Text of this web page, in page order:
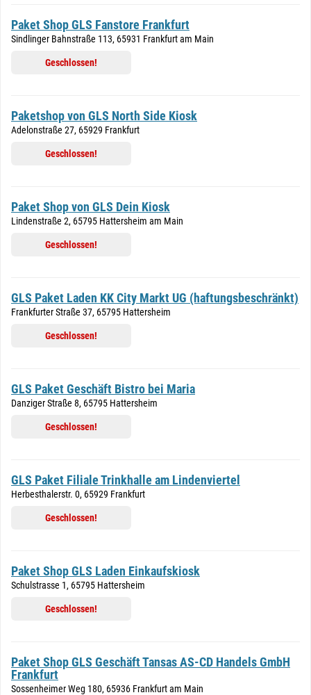
Paket Shop GLS Fanstore Frankfurt
Sindlinger Bahnstraße 113, 65931 Frankfurt am Main
Geschlossen!
Paketshop von GLS North Side Kiosk
Adelonstraße 27, 65929 Frankfurt
Geschlossen!
Paket Shop von GLS Dein Kiosk
Lindenstraße 2, 65795 Hattersheim am Main
Geschlossen!
GLS Paket Laden KK City Markt UG (haftungsbeschränkt)
Frankfurter Straße 37, 65795 Hattersheim
Geschlossen!
GLS Paket Geschäft Bistro bei Maria
Danziger Straße 8, 65795 Hattersheim
Geschlossen!
GLS Paket Filiale Trinkhalle am Lindenviertel
Herbesthalerstr. 0, 65929 Frankfurt
Geschlossen!
Paket Shop GLS Laden Einkaufskiosk
Schulstrasse 1, 65795 Hattersheim
Geschlossen!
Paket Shop GLS Geschäft Tansas AS-CD Handels GmbH
Frankfurt
Sossenheimer Weg 180, 65936 Frankfurt am Main